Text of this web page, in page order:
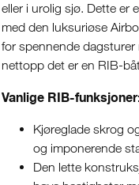
eller i urolig sjø. Dette er
med den luksuriøse
for spennende
nettopp det er en RIB-
Vanlige RIB-
Kjøreglade skrog
og imponerende
Den lette